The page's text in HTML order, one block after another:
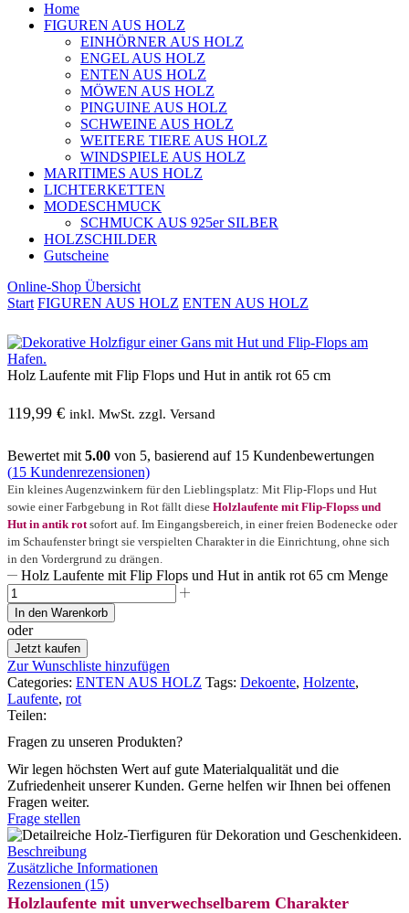
Home
FIGUREN AUS HOLZ
EINHÖRNER AUS HOLZ
ENGEL AUS HOLZ
ENTEN AUS HOLZ
MÖWEN AUS HOLZ
PINGUINE AUS HOLZ
SCHWEINE AUS HOLZ
WEITERE TIERE AUS HOLZ
WINDSPIELE AUS HOLZ
MARITIMES AUS HOLZ
LICHTERKETTEN
MODESCHMUCK
SCHMUCK AUS 925er SILBER
HOLZSCHILDER
Gutscheine
Online-Shop Übersicht
Start FIGUREN AUS HOLZ ENTEN AUS HOLZ
Holz Laufente mit Flip Flops und Hut in antik rot 65 cm
119,99 € inkl. MwSt. zzgl. Versand
Bewertet mit 5.00 von 5, basierend auf 15 Kundenbewertungen
(15 Kundenrezensionen)
Ein kleines Augenzwinkern für den Lieblingsplatz: Mit Flip-Flops und Hut
sowie einer Farbgebung in Rot fällt diese Holzlaufente mit Flip-Flopss und
Hut in antik rotsofort auf. Im Eingangsbereich, in einer freien Bodenecke oder
im Schaufenster bringt sie verspielten Charakter in die Einrichtung, ohne sich
in den Vordergrund zu drängen.
Holz Laufente mit Flip Flops und Hut in antik rot 65 cm Menge
In den Warenkorb
oder
Jetzt kaufen
Zur Wunschliste hinzufügen
Categories: ENTEN AUS HOLZ Tags: Dekoente, Holzente,
Laufente, rot
Teilen:
Fragen zu unseren Produkten?
Wir legen höchsten Wert auf gute Materialqualität und die
Zufriedenheit unserer Kunden. Gerne helfen wir Ihnen bei offenen
Fragen weiter.
Frage stellen
Beschreibung
Zusätzliche Informationen
Rezensionen (15)
Holzlaufente mit unverwechselbarem Charakter